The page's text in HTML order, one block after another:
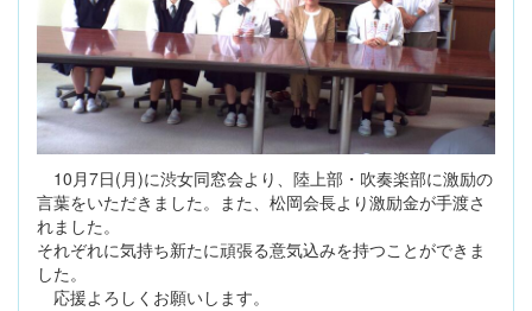
10月7日(月)に渋女同窓会より、陸上部・吹奏楽部に激励の
言葉をいただきました。また、松岡会長より激励金が手渡さ
れました。
それぞれに気持ち新たに頑張る意気込みを持つことができま
した。
応援よろしくお願いします。